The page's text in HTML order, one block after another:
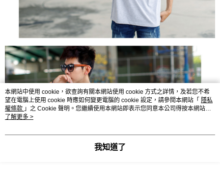
本網站中使用 cookie，欲查詢有關本網站使用 cookie 方式之詳情，及若您不希
望在電腦上使用 cookie 時應如何變更電腦的 cookie 設定，請參閱本網站「 隱私
權條款 」之 Cookie 聲明。您繼續使用本網站即表示您同意本公司得按本網站使
用條款之 Cookie 聲明使用 cookie。
了解更多 >
我知道了